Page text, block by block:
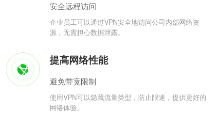
安全远程访问
企业员工可以通过VPN安全地访问公司内部网络资
源，无需担心数据泄露。
提高网络性能
避免带宽限制
使用VPN可以隐藏流量类型，防止限速，提供更好的
网络体验。